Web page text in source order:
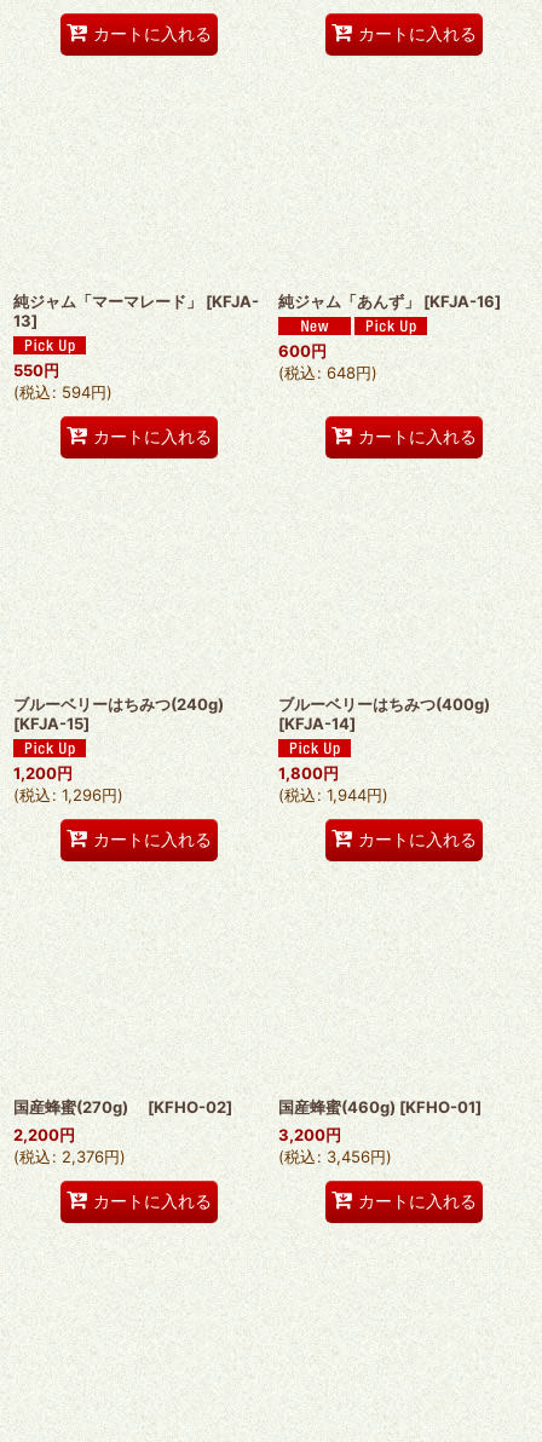
カートに入れる カートに入れる
純ジャム「マーマレード」 [KFJA-
13]
550円
(税込: 594円)
カートに入れる
純ジャム「あんず」 [KFJA-16]
600円
(税込: 648円)
カートに入れる
ブルーベリーはちみつ(240g)
[KFJA-15]
1,200円
(税込: 1,296円)
カートに入れる
ブルーベリーはちみつ(400g)
[KFJA-14]
1,800円
(税込: 1,944円)
カートに入れる
国産蜂蜜(270g) [KFHO-02]
2,200円
(税込: 2,376円)
カートに入れる
国産蜂蜜(460g) [KFHO-01]
3,200円
(税込: 3,456円)
カートに入れる